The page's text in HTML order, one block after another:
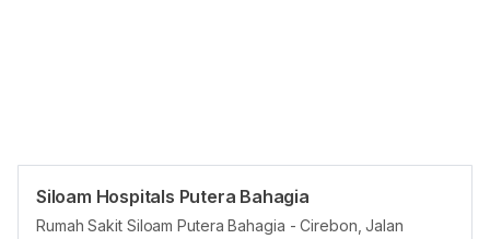
Siloam Hospitals Putera Bahagia
Rumah Sakit Siloam Putera Bahagia - Cirebon, Jalan
Opening Hours